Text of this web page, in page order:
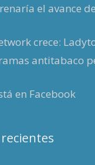
el avance
crece:
antitabaco
en Facebook